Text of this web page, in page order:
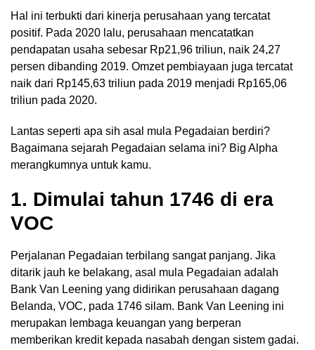
Hal ini terbukti dari kinerja perusahaan yang tercatat
positif. Pada 2020 lalu, perusahaan mencatatkan
pendapatan usaha sebesar Rp21,96 triliun, naik 24,27
persen dibanding 2019. Omzet pembiayaan juga tercatat
naik dari Rp145,63 triliun pada 2019 menjadi Rp165,06
triliun pada 2020.
Lantas seperti apa sih asal mula Pegadaian berdiri?
Bagaimana sejarah Pegadaian selama ini? Big Alpha
merangkumnya untuk kamu.
1. Dimulai tahun 1746 di era
VOC
Perjalanan Pegadaian terbilang sangat panjang. Jika
ditarik jauh ke belakang, asal mula Pegadaian adalah
Bank Van Leening yang didirikan perusahaan dagang
Belanda, VOC, pada 1746 silam. Bank Van Leening ini
merupakan lembaga keuangan yang berperan
memberikan kredit kepada nasabah dengan sistem gadai.